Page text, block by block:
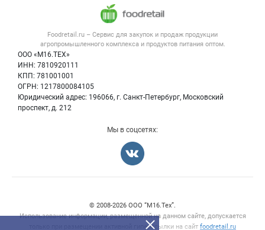
Foodretail.ru – Сервис для закупок и продаж продукции
агропромышленного комплекса и продуктов питания оптом.
ООО «М16.ТЕХ»
ИНН: 7810920111
КПП: 781001001
ОГРН: 1217800084105
Юридический адрес: 196066, г. Санкт-Петербург, Московский
проспект, д. 212
Публичная оферта
Контактная информация
Политика обработки персональных данных
Новости рынка
Вакансии
Напитки, соки, вода
Оборудование для пищепрома
Информация о компаниях
Мы в соцсетях:
© 2008‑2026 ООО “М16.Тех”.
Использование информации, размещенной на данном сайте, допускается
только при размещении активной гиперссылки на сайт foodretail.ru